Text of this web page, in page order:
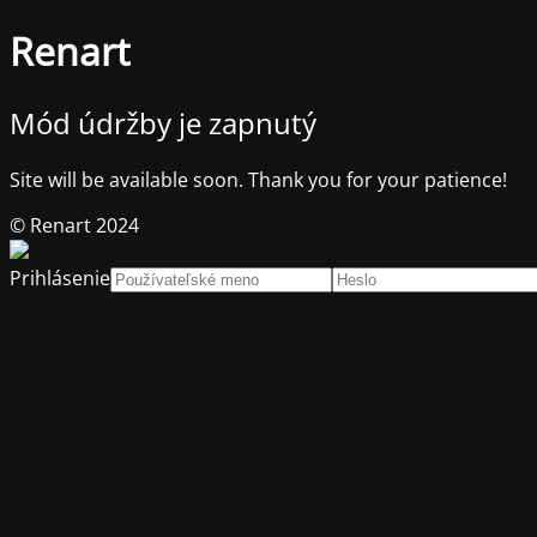
Renart
Mód údržby je zapnutý
Site will be available soon. Thank you for your patience!
© Renart 2024
Prihlásenie